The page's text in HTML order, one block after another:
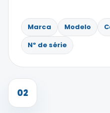
Marca Modelo
Nº de série
02